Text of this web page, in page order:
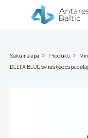
Sākumslapa » Produkti »
DELTA BLUE sviras ķēdes